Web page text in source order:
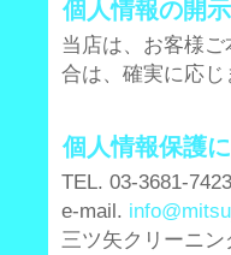
個人情報の開
当店は、お客様
合は、確実に応じ
個人情報保護
TEL. 03-3681-
e-mail.
三ツ矢クリーニ